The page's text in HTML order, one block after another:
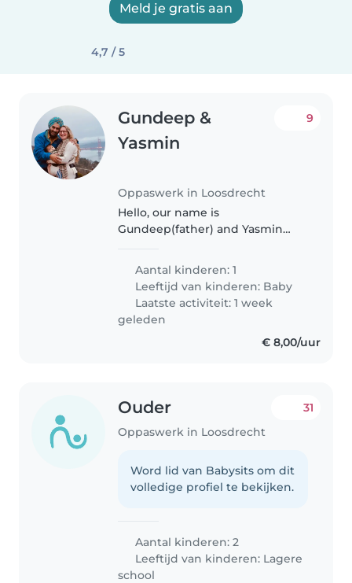
Meld je gratis aan
4,7 / 5
Gundeep &
Yasmin
Oppaswerk in Loosdrecht
9
Hello, our name is
Gundeep(father) and Yasmin
Anhad who is almost 1 year old.
We are looking for someone to
babysit for a couple of hours 2 to
Aantal kinderen: 1
Leeftijd van kinderen: Baby
Laatste activiteit: 1 week
geleden
€ 8,00/uur
Ouder
Oppaswerk in Loosdrecht
31
Word lid van Babysits om dit
volledige profiel te bekijken.
Aantal kinderen: 2
Leeftijd van kinderen: Lagere
school